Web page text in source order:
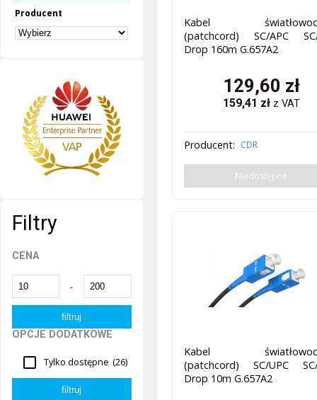
Producent
Filtry
CENA
-
OPCJE DODATKOWE
Tylko dostępne (26)
Kabel
(patchcord) SC/APC SC/
Drop 160m G.657A2
129,60 zł
159,41 zł z VAT
Producent: CDR
Niedostępne
Kabel
(patchcord) SC/UPC SC/
Drop 10m G.657A2